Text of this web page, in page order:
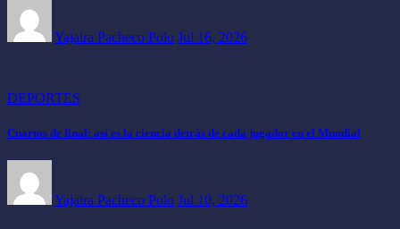
Yajaira Pacheco Polo Jul 16, 2026
DEPORTES
Cuartos de final: así es la ciencia detrás de cada jugador en el Mundial
Yajaira Pacheco Polo Jul 10, 2026